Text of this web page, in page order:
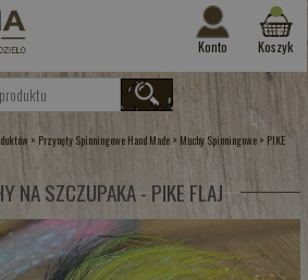
Konto Koszyk
> Przynęty Spinningowe Hand Made > Muchy Spinningowe > PIKE
NA SZCZUPAKA - PIKE FLAJ